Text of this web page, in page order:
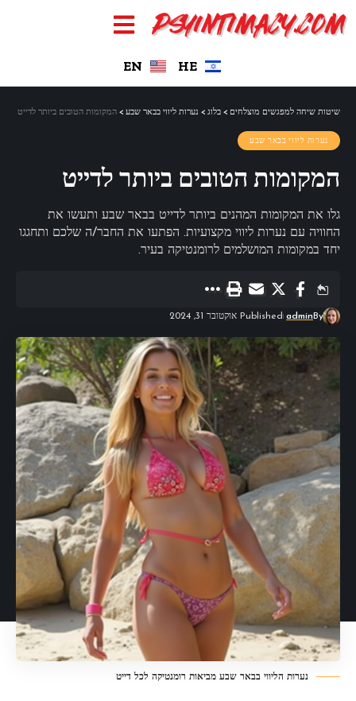
HE
EN
שיטות שיחה למפגשים מוצלחים > בלוג > נערות ליווי בבאר שבע > המקומות הטובים ביותר לדייט
נערות ליווי בבאר שבע
המקומות הטובים ביותר לדייט
גלו את המקומות המהנים ביותר לדייט בבאר שבע ותעשו את
החוויה עם נערות ליווי מקצועיות. הפתעו את החבר/ה שלכם ותחגגו
יחד במקומות המושלמים לרומנטיקה בעיר.
By
admin Published אוקטובר 31, 2024
נערות הליווי בבאר שבע מביאות רומנטיקה לכל דייט